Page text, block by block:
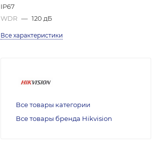
IP67
WDR — 120 дБ
Все характеристики
Все товары категории
Все товары бренда Hikvision